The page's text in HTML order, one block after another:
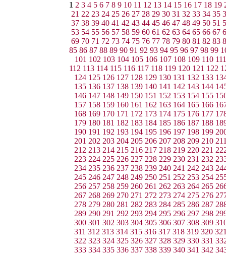
1 2 3 4 5 6 7 8 9 10 11 12 13 14 15 16 17 18 19
21 22 23 24 25 26 27 28 29 30 31 32 33 34 35
37 38 39 40 41 42 43 44 45 46 47 48 49 50 51
53 54 55 56 57 58 59 60 61 62 63 64 65 66 67
69 70 71 72 73 74 75 76 77 78 79 80 81 82 83
85 86 87 88 89 90 91 92 93 94 95 96 97 98 99
101 102 103 104 105 106 107 108 109 110 111
112 113 114 115 116 117 118 119 120 121 122
124 125 126 127 128 129 130 131 132 133
135 136 137 138 139 140 141 142 143 144
146 147 148 149 150 151 152 153 154 155
157 158 159 160 161 162 163 164 165 166
168 169 170 171 172 173 174 175 176 177
179 180 181 182 183 184 185 186 187 188
190 191 192 193 194 195 196 197 198 199
201 202 203 204 205 206 207 208 209 210
212 213 214 215 216 217 218 219 220 221
223 224 225 226 227 228 229 230 231 232
234 235 236 237 238 239 240 241 242 243
245 246 247 248 249 250 251 252 253 254
256 257 258 259 260 261 262 263 264 265
267 268 269 270 271 272 273 274 275 276
278 279 280 281 282 283 284 285 286 287
289 290 291 292 293 294 295 296 297 298
300 301 302 303 304 305 306 307 308 309
311 312 313 314 315 316 317 318 319 320
322 323 324 325 326 327 328 329 330 331
333 334 335 336 337 338 339 340 341 342